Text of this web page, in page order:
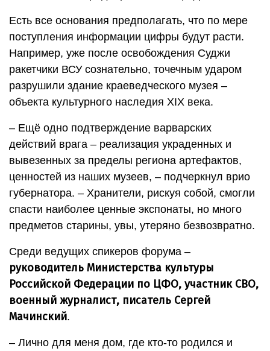
Есть все основания предполагать, что по мере
поступления информации цифры будут расти.
Например, уже после освобождения Суджи
ракетчики ВСУ сознательно, точечным ударом
разрушили здание краеведческого музея –
объекта культурного наследия XIX века.
– Ещё одно подтверждение варварских
действий врага – реализация украденных и
вывезенных за пределы региона артефактов,
ценностей из наших музеев, – подчеркнул врио
губернатора. – Хранители, рискуя собой, смогли
спасти наиболее ценные экспонаты, но много
предметов старины, увы, утеряно безвозвратно.
Среди ведущих спикеров форума –
руководитель Министерства культуры
Российской Федерации по ЦФО, участник СВО,
военный журналист, писатель Сергей
Мачинский.
– Лично для меня дом, где кто-то родился и